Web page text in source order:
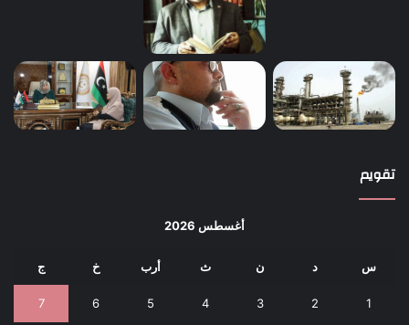
تقويم
أغسطس 2026
س د ن ث أرب خ ج
1
2
3
4
5
6
7